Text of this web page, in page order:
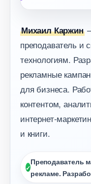
Михаил Каржин
преподаватель и
технологиям.
рекламные
для бизнеса.
контентом,
интернет-
и книги.
Преподаватель
рекламе.